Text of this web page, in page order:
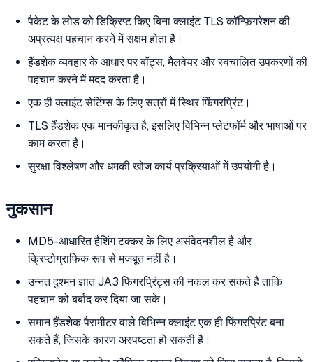
पैकेट के लोड को डिक्रिप्ट किए बिना क्लाइंट TLS कॉन्फ़िगरेशन की
अप्रत्यक्ष पहचान करने में सक्षम होता है।
हैंडशेक व्यवहार के आधार पर बॉट्स, मैलवेयर और स्वचालित उपकरणों की
पहचान करने में मदद करता है।
एक ही क्लाइंट सेटिंग्स के लिए सत्रों में स्थिर फिंगरप्रिंट।
TLS हैंडशेक एक मानकीकृत है, इसलिए विभिन्न प्लेटफॉर्म और भाषाओं पर
काम करता है।
सुरक्षा विश्लेषण और धमकी खोज कार्य प्रक्रियाओं में उपयोगी है।
नुकसान
MD5-आधारित हैशिंग टक्कर के लिए असंवेदनशील है और
क्रिप्टोग्राफिक रूप से मजबूत नहीं है।
उन्नत दुश्मन ज्ञात JA3 फिंगरप्रिंट्स की नकल कर सकते हैं ताकि
पहचान को बर्बाद कर दिया जा सके।
समान हैंडशेक पैरामीटर वाले विभिन्न क्लाइंट एक ही फिंगरप्रिंट बना
सकते हैं, जिसके कारण अस्पष्टता हो सकती है।